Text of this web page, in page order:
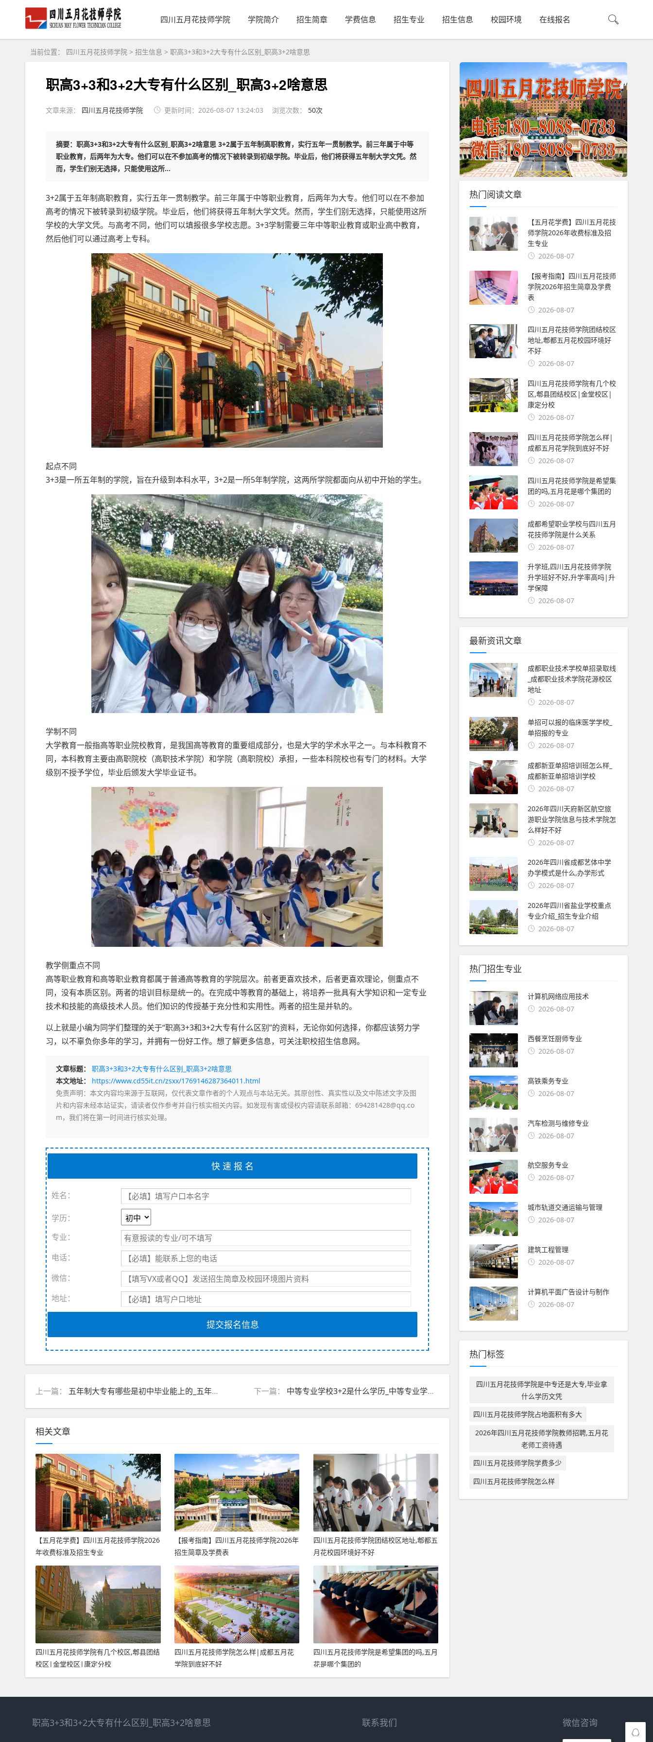
四川五月花技师学院 学院简介 招生简章 学费信息 招生专业 招生信息 校园环境 在线报名
当前位置： 四川五月花技师学院 > 招生信息 > 职高3+3和3+2大专有什么区别_职高3+2啥意思
职高3+3和3+2大专有什么区别_职高3+2啥意思
文章来源： 四川五月花技师学院 更新时间：2026-08-07 13:24:03 浏览次数： 50次
摘要：职高3+3和3+2大专有什么区别_职高3+2啥意思 3+2属于五年制高职教育，实行五年一贯制教学。前三年属于中等
职业教育，后两年为大专。他们可以在不参加高考的情况下被转录到初级学院。毕业后，他们将获得五年制大学文凭。然
而，学生们别无选择，只能使用这所...
3+2属于五年制高职教育，实行五年一贯制教学。前三年属于中等职业教育，后两年为大专。他们可以在不参加
高考的情况下被转录到初级学院。毕业后，他们将获得五年制大学文凭。然而，学生们别无选择，只能使用这所
学校的大学文凭。与高考不同，他们可以填报很多学校志愿。3+3学制需要三年中等职业教育或职业高中教育，
然后他们可以通过高考上专科。
起点不同
3+3是一所五年制的学院，旨在升级到本科水平，3+2是一所5年制学院，这两所学院都面向从初中开始的学生。
学制不同
大学教育一般指高等职业院校教育，是我国高等教育的重要组成部分，也是大学的学术水平之一。与本科教育不
同，本科教育主要由高职院校（高职技术学院）和学院（高职院校）承担，一些本科院校也有专门的材料。大学
级别不授予学位，毕业后颁发大学毕业证书。
教学侧重点不同
高等职业教育和高等职业教育都属于普通高等教育的学院层次。前者更喜欢技术，后者更喜欢理论，侧重点不
同，没有本质区别。两者的培训目标是统一的。在完成中等教育的基础上，将培养一批具有大学知识和一定专业
技术和技能的高级技术人员。他们知识的传授基于充分性和实用性。两者的招生是并轨的。
以上就是小编为同学们整理的关于“职高3+3和3+2大专有什么区别”的资料，无论你如何选择，你都应该努力学
习，以不辜负你多年的学习，并拥有一份好工作。想了解更多信息，可关注职校招生信息网。
文章标题： 职高3+3和3+2大专有什么区别_职高3+2啥意思
本文地址： https://www.cd55it.cn/zsxx/1769146287364011.html
免责声明：本文内容均来源于互联网，仅代表文章作者的个人观点与本站无关。其原创性、真实性以及文中陈述文字及图
片和内容未经本站证实，请读者仅作参考并自行核实相关内容。如发现有害或侵权内容请联系邮箱：694281428@qq.co
m，我们将在第一时间进行核实处理。
姓名：
学历：
专业：
电话：
微信：
地址：
提交报名信息
上一篇： 五年制大专有哪些是初中毕业能上的_五年制大专有录取通知书吗 下一篇： 中等专业学校3+2是什么学历_中等专业学校毕业生登记表
相关文章
【五月花学费】四川五月花技师学院2026
年收费标准及招生专业
【报考指南】四川五月花技师学院2026年
招生简章及学费表
四川五月花技师学院团结校区地址,郫都五
月花校园环境好不好
四川五月花技师学院有几个校区,郫县团结
校区|金堂校区|康定分校
四川五月花技师学院怎么样|成都五月花
学院到底好不好
四川五月花技师学院是希望集团的吗,五月
花是哪个集团的
热门阅读文章
【五月花学费】四川五月花技
师学院2026年收费标准及招
生专业
2026-08-07
【报考指南】四川五月花技师
学院2026年招生简章及学费
表
2026-08-07
四川五月花技师学院团结校区
地址,郫都五月花校园环境好
不好
2026-08-07
四川五月花技师学院有几个校
区,郫县团结校区|金堂校区|
康定分校
2026-08-07
四川五月花技师学院怎么样|
成都五月花学院到底好不好
2026-08-07
四川五月花技师学院是希望集
团的吗,五月花是哪个集团的
2026-08-07
成都希望职业学校与四川五月
花技师学院是什么关系
2026-08-07
升学班,四川五月花技师学院
升学班好不好,升学率高吗|升
学保障
2026-08-07
最新资讯文章
成都职业技术学校单招录取线
_成都职业技术学院花源校区
地址
2026-08-07
单招可以报的临床医学学校_
单招报的专业
2026-08-07
成都新亚单招培训班怎么样_
成都新亚单招培训学校
2026-08-07
2026年四川天府新区航空旅
游职业学院信息与技术学院怎
么样好不好
2026-08-07
2026年四川省成都艺体中学
办学模式是什么,办学形式
2026-08-07
2026年四川省盐业学校重点
专业介绍_招生专业介绍
2026-08-07
热门招生专业
计算机网络应用技术
2026-08-07
西餐烹饪厨师专业
2026-08-07
高铁乘务专业
2026-08-07
汽车检测与维修专业
2026-08-07
航空服务专业
2026-08-07
城市轨道交通运输与管理
2026-08-07
建筑工程管理
2026-08-07
计算机平面广告设计与制作
2026-08-07
热门标签
四川五月花技师学院是中专还是大专,毕业拿
什么学历文凭
四川五月花技师学院占地面积有多大
2026年四川五月花技师学院教师招聘,五月花
老师工资待遇
四川五月花技师学院学费多少
四川五月花技师学院怎么样
职高3+3和3+2大专有什么区别_职高3+2啥意思 联系我们 微信咨询